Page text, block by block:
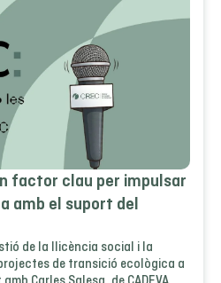
factor clau per impulsar
amb el suport del
de la llicència social i la
de transició ecològica a